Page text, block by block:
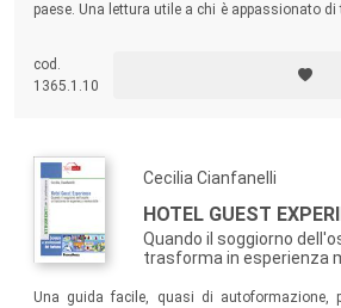
paese. Una lettura utile a chi è appassionato
gestori di altre forme di ospitalità
interessati a delineare un progetto di
un borgo o di un centro storico.
cod.
1365.1.10
Cecilia Cianfanelli
HOTEL GUEST
Quando il soggiorno
trasforma in esperienza
Una guida facile, quasi di autoformazione,